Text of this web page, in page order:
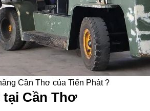
Cần Thơ của Tiến Phát ?
tại Cần Thơ